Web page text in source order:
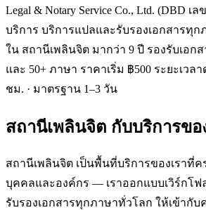
Legal & Notary Service Co., Ltd. (DBD เล
บริการ บริการแปลและรับรองเอกสารทุ
ใน สถานีเพลินจิต มากว่า 9 ปี รองรับเอกส
และ 50+ ภาษา ราคาเริ่ม ฿500 ระยะเวล
ชม. · มาตรฐาน 1–3 วัน
สถานีเพลินจิต กับบริการขอ
สถานีเพลินจิต เป็นพื้นที่บริการของเราที่
บุคคลและองค์กร — เราออกแบบเวิร์กโฟ
รับรองเอกสารทุกภาษาทั่วโลก ให้เข้ากับ